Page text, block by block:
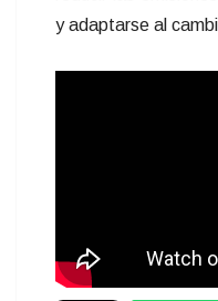
y adaptarse al